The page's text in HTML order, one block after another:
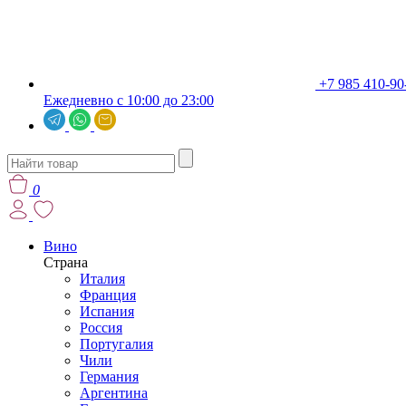
+7 985 410-
Ежедневно с 10:00 до 23:00
0
Вино
Страна
Италия
Франция
Испания
Россия
Португалия
Чили
Германия
Аргентина